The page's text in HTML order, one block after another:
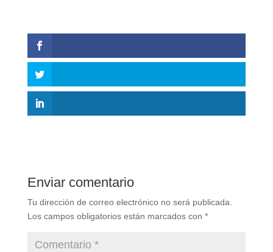
Enviar comentario
Tu dirección de correo electrónico no será publicada.
Los campos obligatorios están marcados con *